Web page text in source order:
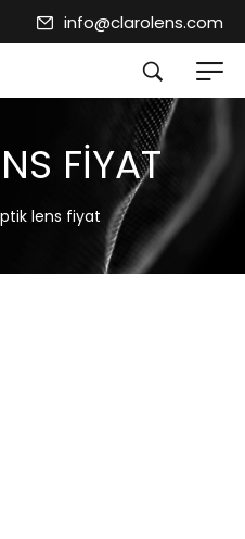
info@clarolens.com
FIYAT
lens fiyat